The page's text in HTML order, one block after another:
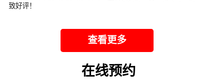
致好评！
查看更多
在线预约